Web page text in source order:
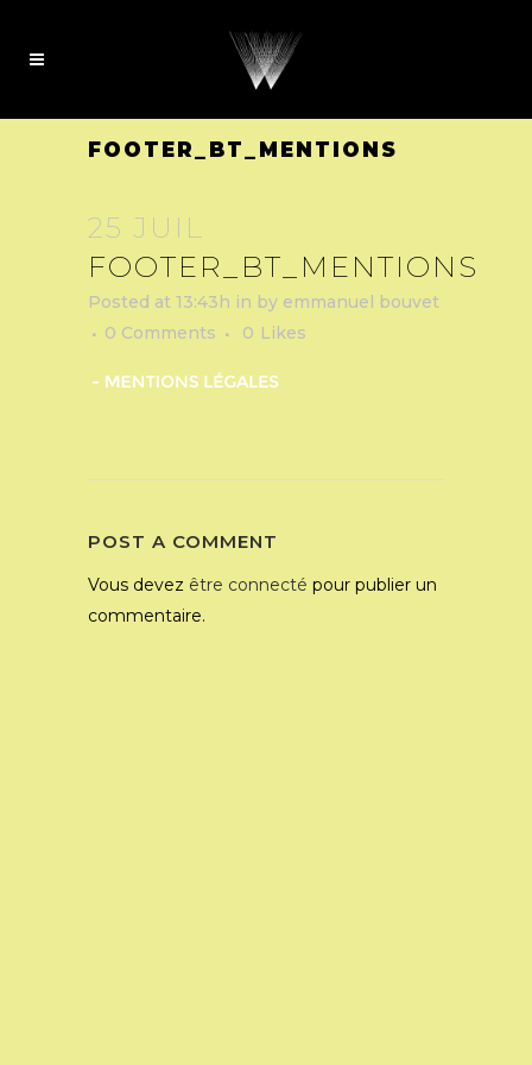
FOOTER_BT_MENTIONS
25 JUIL
FOOTER_BT_MENTIONS
Posted at 13:43h in by emmanuel bouvet
0 Comments
0 Likes
POST A COMMENT
Vous devez être connecté pour publier un
commentaire.